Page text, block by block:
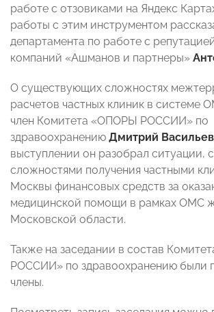
работе с отзовиками на Яндекс
работы с этим инструментом
департамента по работе с
компаний «Ашманов и партнеры»
О существующих сложностях
расчетов частных клиник в системе
член Комитета «ОПОРЫ РОССИИ» по
здравоохранению Дмитрий Васильев
выступлении он разобрал ситуации,
сложностями получения частными
Москвы финансовых средств за
медицинской помощи в рамках ОМС
Московской области.
Также на заседании в состав
РОССИИ» по здравоохранению были
члены.